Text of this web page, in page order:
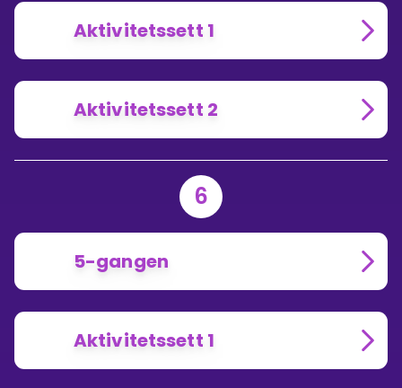
Aktivitetssett 1
Aktivitetssett 2
6
5-gangen
Aktivitetssett 1